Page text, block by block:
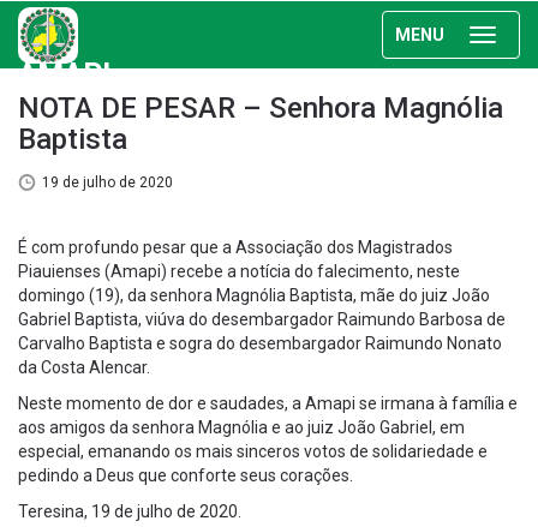
MENU
AMAPI
NOTA DE PESAR – Senhora Magnólia
Baptista
19 de julho de 2020
É com profundo pesar que a Associação dos Magistrados
Piauienses (Amapi) recebe a notícia do falecimento, neste
domingo (19), da senhora Magnólia Baptista, mãe do juiz João
Gabriel Baptista, viúva do desembargador Raimundo Barbosa de
Carvalho Baptista e sogra do desembargador Raimundo Nonato
da Costa Alencar.
Neste momento de dor e saudades, a Amapi se irmana à família e
aos amigos da senhora Magnólia e ao juiz João Gabriel, em
especial, emanando os mais sinceros votos de solidariedade e
pedindo a Deus que conforte seus corações.
Teresina, 19 de julho de 2020.